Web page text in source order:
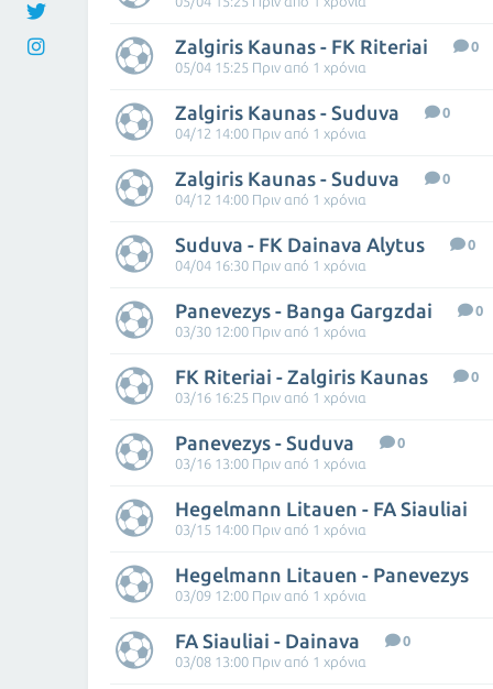
Zalgiris Kaunas - FK Riteriai
0
05/04 15:25 Πριν από 1 χρόνια
Zalgiris Kaunas - Suduva
0
04/12 14:00 Πριν από 1 χρόνια
Zalgiris Kaunas - Suduva
0
04/12 14:00 Πριν από 1 χρόνια
Suduva - FK Dainava Alytus
0
04/04 16:30 Πριν από 1 χρόνια
Panevezys - Banga Gargzdai
0
03/30 12:00 Πριν από 1 χρόνια
FK Riteriai - Zalgiris Kaunas
0
03/16 16:25 Πριν από 1 χρόνια
Panevezys - Suduva
0
03/16 13:00 Πριν από 1 χρόνια
Hegelmann Litauen - FA Siauliai
03/15 14:00 Πριν από 1 χρόνια
Hegelmann Litauen - Panevezys
03/09 12:00 Πριν από 1 χρόνια
FA Siauliai - Dainava
0
03/08 13:00 Πριν από 1 χρόνια